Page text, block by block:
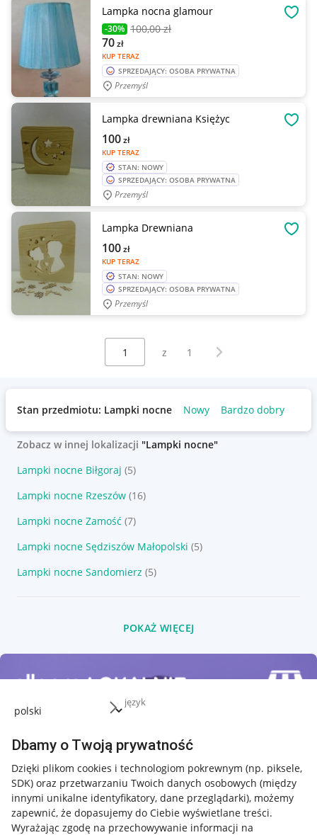
język
Dbamy o Twoją prywatność
Dzięki plikom cookies i technologiom pokrewnym (np. piksele,
SDK) oraz przetwarzaniu Twoich danych osobowych (między
innymi unikalne identyfikatory, dane przeglądarki), możemy
zapewnić, że dopasujemy do Ciebie wyświetlane treści.
Wyrażając zgodę na przechowywanie informacji na
Lampka nocna glamour
-30% 100,00 zł
KUP TERAZ
70zł
SPRZEDAJĄCY: OSOBA PRYWATNA
Przemyśl
Lampka drewniana Księżyc
KUP TERAZ
100zł
STAN: NOWY
SPRZEDAJĄCY: OSOBA PRYWATNA
Przemyśl
Lampka Drewniana
KUP TERAZ
100zł
STAN: NOWY
SPRZEDAJĄCY: OSOBA PRYWATNA
Przemyśl
Wybierz stronę:
z 1 Następna strona
Stan przedmiotu: Lampki nocne Nowy Bardzo dobry
Zobacz w innej lokalizacji "Lampki nocne"
Lampki nocne Biłgoraj (5)
Lampki nocne Rzeszów (16)
Lampki nocne Zamość (7)
Lampki nocne Sędziszów Małopolski (5)
Lampki nocne Sandomierz (5)
POKAŻ WIĘCEJ